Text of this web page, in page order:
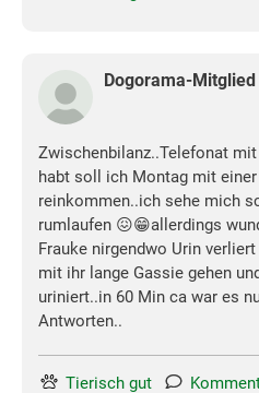
Dogorama-Mitglied
Zwischenbilanz..Telefonat
habt soll ich Montag mit
reinkommen..ich sehe mich
rumlaufen 😖😁allerdings
Frauke nirgendwo Urin
mit ihr lange Gassie gehen
uriniert..in 60 Min ca war es
Antworten..
Tierisch gut